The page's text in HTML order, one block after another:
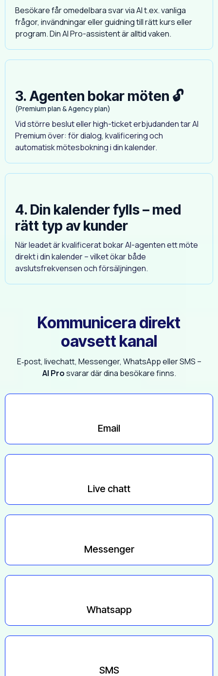
Besökare får omedelbara svar via AI t.ex. vanliga
frågor, invändningar eller guidning till rätt kurs eller
program. Din AI Pro-assistent är alltid vaken.
3. Agenten bokar möten 🔓
(Premium plan & Agency plan)
Vid större beslut eller high-ticket erbjudanden tar AI
Premium över: för dialog, kvalificering och
automatisk mötesbokning i din kalender.
4. Din kalender fylls – med
rätt typ av kunder
När leadet är kvalificerat bokar AI-agenten ett möte
direkt i din kalender – vilket ökar både
avslutsfrekvensen och försäljningen.
Kommunicera direkt
oavsett kanal
E‑post, livechatt, Messenger, WhatsApp eller SMS –
AI Prosvarar där dina besökare finns.
Email
Live chatt
Messenger
Whatsapp
SMS